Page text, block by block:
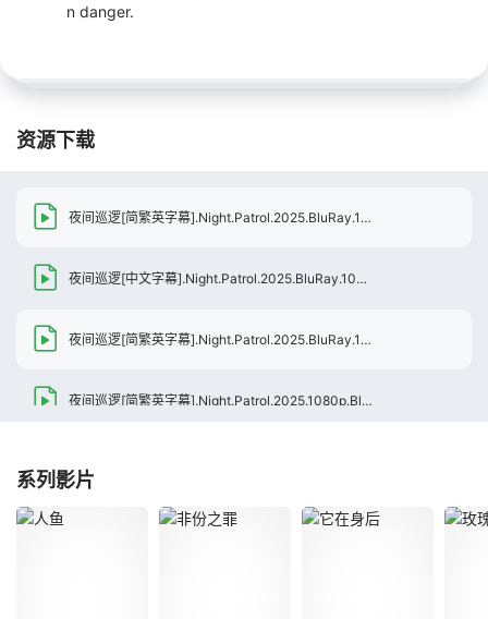
n danger.
资源下载
夜间巡逻[简繁英字幕].Night.Patrol.2025.BluRay.1080p.DTS-HD.MA.5.1.x265.10bit-DreamHD
夜间巡逻[中文字幕].Night.Patrol.2025.BluRay.1080p.AAC.x264-DreamHD
夜间巡逻[简繁英字幕].Night.Patrol.2025.BluRay.1080p.DTS-HD.MA.5.1.x264-DreamHD
夜间巡逻[简繁英字幕].Night.Patrol.2025.1080p.BluRay.REMUX.AVC.DTS-HD.MA.5.1-DreamHD
系列影片